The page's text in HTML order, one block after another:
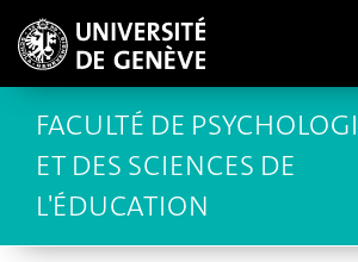
FACULTÉ DE
ET DES SCIENCES DE
L'ÉDUCATION